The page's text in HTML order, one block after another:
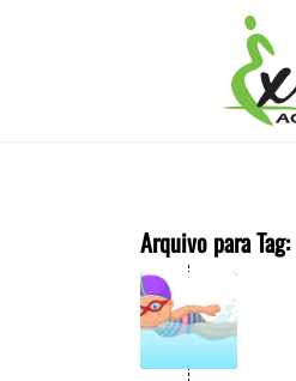
Arquivo para Tag: